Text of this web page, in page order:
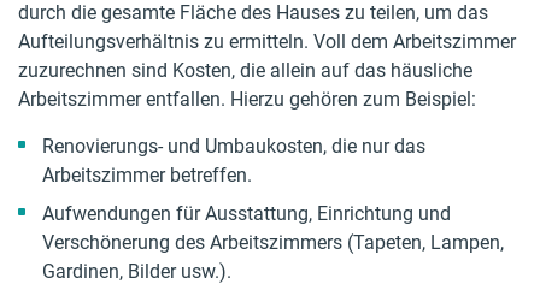
durch die gesamte Fläche des Hauses zu teilen, um das
Aufteilungsverhältnis zu ermitteln. Voll dem Arbeitszimmer
zuzurechnen sind Kosten, die allein auf das häusliche
Arbeitszimmer entfallen. Hierzu gehören zum Beispiel:
Renovierungs- und Umbaukosten, die nur das
Arbeitszimmer betreffen.
Aufwendungen für Ausstattung, Einrichtung und
Verschönerung des Arbeitszimmers (Tapeten, Lampen,
Gardinen, Bilder usw.).